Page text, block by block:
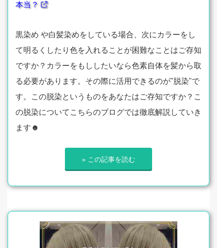
本当？
黒染め や白髪染めをしている場合、次にカラーをし
て明るくしたり色を入れることが困難なことはご存知
ですか？カラーをもししたいなら色素自体を髪から取
る必要があります。その際に活用できるのが"脱染"で
す。この脱染というものをあなたはご存知ですか？こ
の脱染についてこちらのブログでは徹底解説していき
ます☻
» この記事を読む